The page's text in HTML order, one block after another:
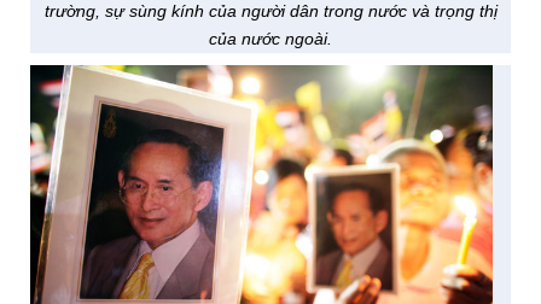
trường, sự sùng kính của người dân trong nước và trọng thị
của nước ngoài.